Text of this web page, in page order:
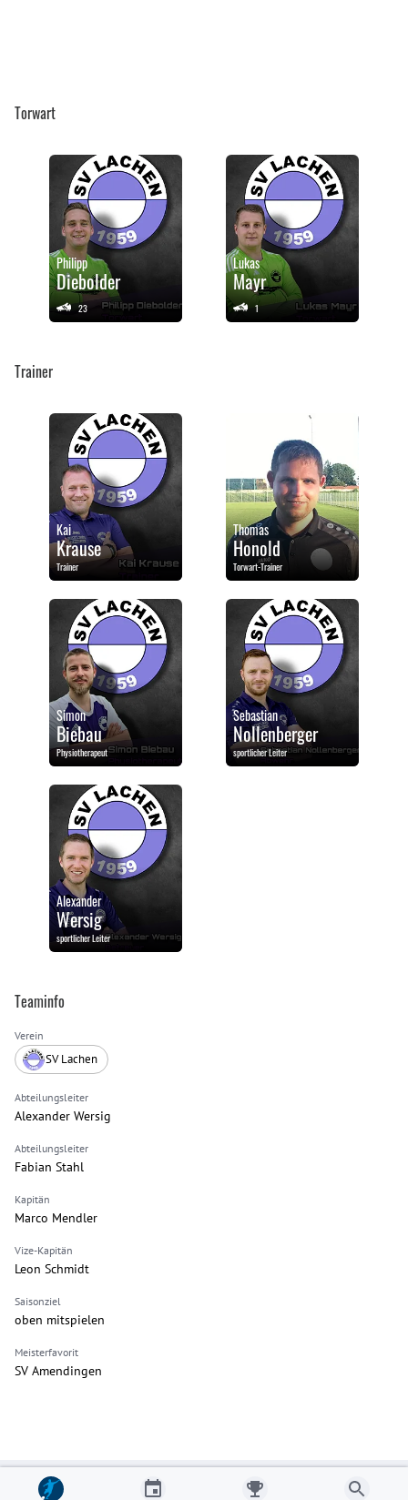
Torwart
Philipp
Diebolder
23
Lukas
Mayr
1
Trainer
Kai
Krause
Trainer
Thomas
Honold
Torwart-Trainer
Simon
Biebau
Physiotherapeut
Sebastian
Nollenberger
sportlicher Leiter
Alexander
Wersig
sportlicher Leiter
Teaminfo
Verein
SV Lachen
Abteilungsleiter
Alexander Wersig
Abteilungsleiter
Fabian Stahl
Kapitän
Marco Mendler
Vize-Kapitän
Leon Schmidt
Saisonziel
oben mitspielen
Meisterfavorit
SV Amendingen